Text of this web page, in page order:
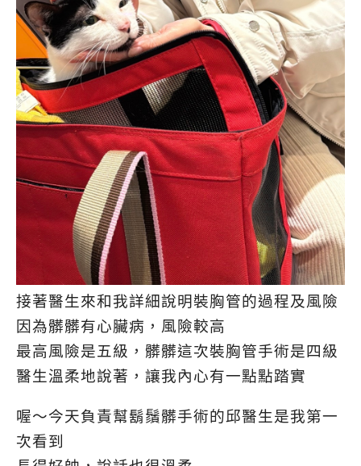
接著醫生來和我詳細說明裝胸管的過程及風險
因為髒髒有心臟病，風險較高
最高風險是五級，髒髒這次裝胸管手術是四級
醫生溫柔地說著，讓我內心有一點點踏實
喔～今天負責幫鬍鬚髒手術的邱醫生是我第一
次看到